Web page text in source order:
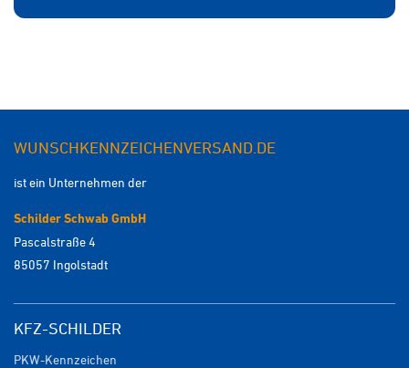
WUNSCHKENNZEICHENVERSAND.DE
ist ein Unternehmen der
Schilder Schwab GmbH
Pascalstraße 4
85057 Ingolstadt
KFZ-SCHILDER
PKW-Kennzeichen